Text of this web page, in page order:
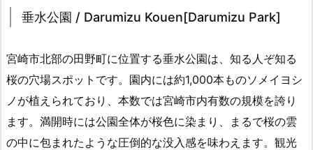
垂水公園 / Darumizu Kouen[Darumizu Park]
宮崎市北部の田野町に位置する垂水公園は、知る人ぞ知る
桜の穴場スポットです。園内には約1,000本ものソメイヨシ
ノが植えられており、本数では宮崎市内有数の規模を誇り
ます。満開時には公園全体が桜色に染まり、まるで桜の雲
の中に包まれたような圧倒的な没入感を味わえます。観光